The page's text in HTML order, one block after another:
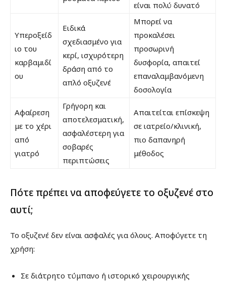
είναι πολύ δυνατό
Υπεροξείδ
ιο του
καρβαμιδί
ου
Ειδικά
σχεδιασμένο για
κερί, ισχυρότερη
δράση από το
απλό οξυζενέ
Μπορεί να
προκαλέσει
προσωρινή
δυσφορία, απαιτεί
επαναλαμβανόμενη
δοσολογία
Αφαίρεση
με το χέρι
από
γιατρό
Γρήγορη και
αποτελεσματική,
ασφαλέστερη για
σοβαρές
περιπτώσεις
Απαιτείται επίσκεψη
σε ιατρείο/κλινική,
πιο δαπανηρή
μέθοδος
Πότε πρέπει να αποφεύγετε το οξυζενέ στο
αυτί;
Το οξυζενέ δεν είναι ασφαλές για όλους. Αποφύγετε τη
χρήση:
Σε διάτρητο τύμπανο ή ιστορικό χειρουργικής